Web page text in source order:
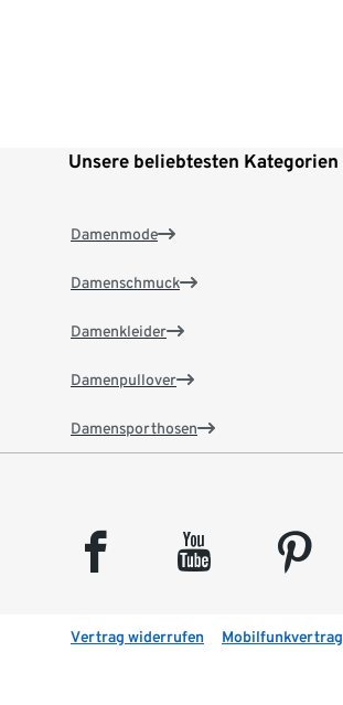
Unsere beliebtesten Kategorien
Damenmode
Damenschmuck
Damenkleider
Damenpullover
Damensporthosen
facebook youtube pinterest
Vertrag widerrufen